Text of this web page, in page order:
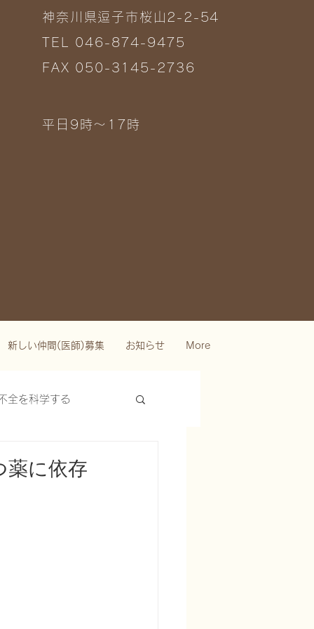
神奈川県逗子市桜山2-2-54
TEL 046-874-9475
FAX 050-3145-2736
平日9時～17時
新しい仲間(医師)募集 お知らせ More
全を科学する
薬に依存